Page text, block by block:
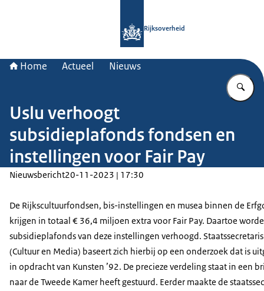
Rijksoverheid
Home Actueel Nieuws
Uslu verhoogt
subsidieplafonds fondsen en
instellingen voor Fair Pay
Nieuwsbericht20-11-2023 | 17:30
De Rijkscultuurfondsen, bis-instellingen en musea binnen de
krijgen in totaal € 36,4 miljoen extra voor Fair Pay. Daartoe
subsidieplafonds van deze instellingen verhoogd.
(Cultuur en Media) baseert zich hierbij op een onderzoek dat is
in opdracht van Kunsten ’92. De precieze verdeling staat in een
naar de Tweede Kamer heeft gestuurd. Eerder maakte de